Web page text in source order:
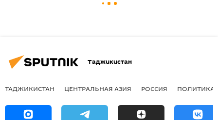
Таджикистан
ТАДЖИКИСТАН ЦЕНТРАЛЬНАЯ АЗИЯ РОССИЯ ПОЛИТИКА